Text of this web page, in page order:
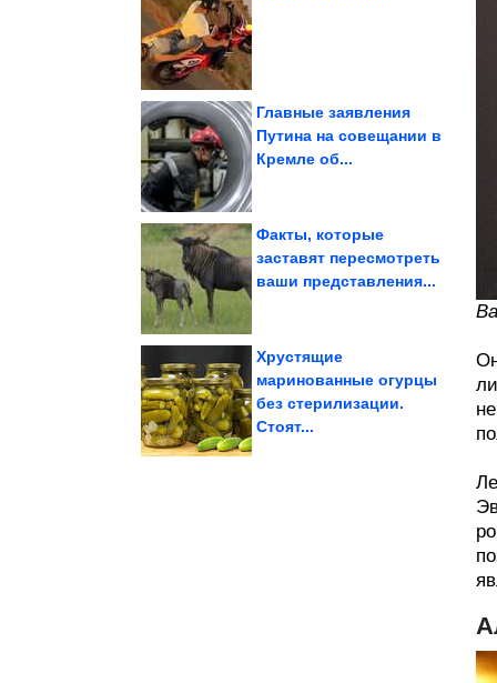
Заброшенные места,
Главные заявления
Путина на совещании в
Кремле об...
Факты, которые
заставят пересмотреть
ваши представления...
Подборка интересных
Хрустящие
маринованные огурцы
без стерилизации.
Стоят...
Крутая идея из старых
джинсов